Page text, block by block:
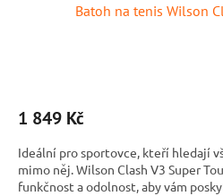
Batoh na tenis Wilson
1 849 Kč
Ideální pro sportovce, kteří hledají
mimo něj. Wilson Clash V3 Super
funkčnost a odolnost, aby vám